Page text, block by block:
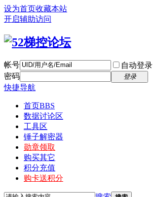
设为首页收藏本站
开启辅助访问
帐号 自动登录
密码
登录
快捷导航
首页BBS
数据讨论区
工具区
锤子解密器
勋章领取
购买其它
积分充值
购卡送积分